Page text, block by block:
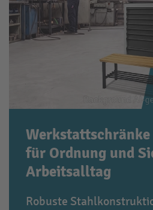
für Ordnung und
Arbeitsalltag
Robuste